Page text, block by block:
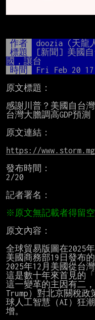
作者 doozia (天龍
標題
[新聞] 美國自
國，讓台
時間
Fri Feb 20
原文標題：
感謝川普？美國自台
台灣大膽調高GDP預測
原文連結：
https://
發布時間：
2/20
記者署名：
原文內容：
全球貿易版圖在2025
美國商務部19日發布
2025年12月美國從台
這是數十年來首見的「
這一變革的主因有二
Trump）對北京關稅政
球人工智慧（AI）狂
增。